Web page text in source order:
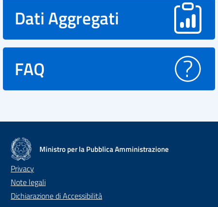
Dati Aggregati
FAQ
Ministro per la Pubblica Amministrazione
Privacy
Note legali
Dichiarazione di Accessibilità